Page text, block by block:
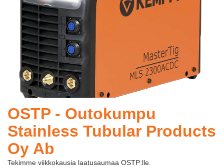
OSTP - Outokumpu
Stainless Tubular Products
Oy Ab
Tekimme viikkokausia laatusaumaa OSTP:lle.